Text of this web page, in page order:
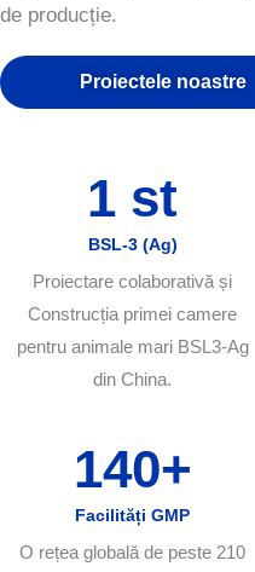
de producție.
Proiectele noastre
BSL-3 (Ag)
1 st
Proiectare colaborativă și
Construcția primei camere
pentru animale mari BSL3-Ag
din China.
Facilități GMP
140+
O rețea globală de peste 210